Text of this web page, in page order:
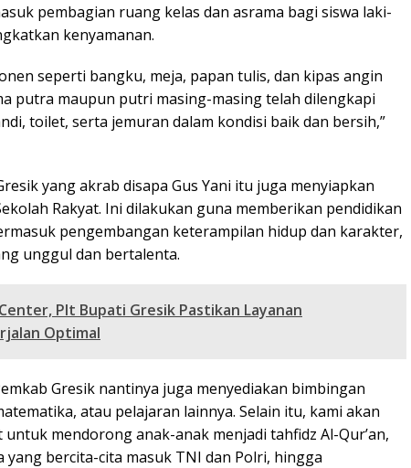
pembagian ruang kelas dan asrama bagi siswa laki-
kenyamanan.
seperti bangku, meja, papan tulis, dan kipas angin
putra maupun putri masing-masing telah dilengkapi
toilet, serta jemuran dalam kondisi baik dan bersih,”
yang akrab disapa Gus Yani itu juga menyiapkan
Rakyat. Ini dilakukan guna memberikan pendidikan
pengembangan keterampilan hidup dan karakter,
unggul dan bertalenta.
Plt Bupati Gresik Pastikan Layanan
Optimal
Gresik nantinya juga menyediakan bimbingan
atau pelajaran lainnya. Selain itu, kami akan
mendorong anak-anak menjadi tahfidz Al-Qur’an,
bercita-cita masuk TNI dan Polri, hingga